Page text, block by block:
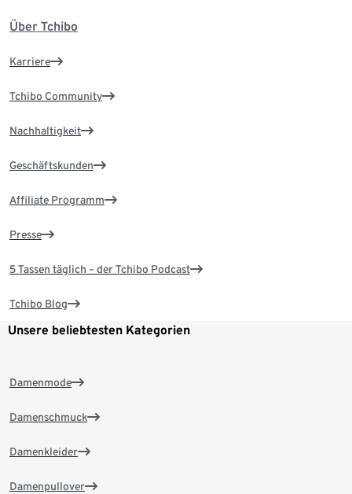
Über Tchibo
Karriere
Tchibo Community
Nachhaltigkeit
Geschäftskunden
Affiliate Programm
Presse
5 Tassen täglich – der Tchibo Podcast
Tchibo Blog
Unsere beliebtesten Kategorien
Damenmode
Damenschmuck
Damenkleider
Damenpullover